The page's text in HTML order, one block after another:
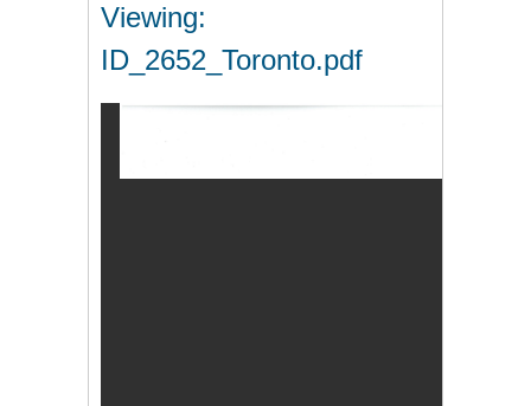
Viewing:
ID_2652_Toronto.pdf